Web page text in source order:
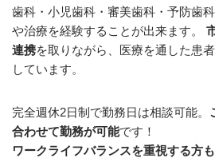
歯科・小児歯科・審美歯科・予防歯
や治療を経験することが出来ます。
連携を取りながら、医療を通した患
しています。
完全週休2日制で勤務日は相談可能。
合わせて勤務が可能です！
ワークライフバランスを重視する方